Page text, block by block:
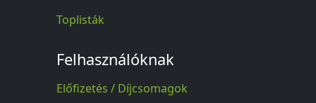
Toplisták
Felhasználóknak
Előfizetés / Díjcsomagok